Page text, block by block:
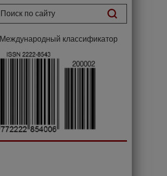
Международный классификатор